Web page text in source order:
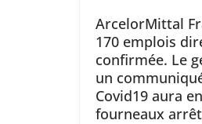
ArcelorMittal
170 emplois
confirmée. Le
un
Covid19 aura
fourneaux